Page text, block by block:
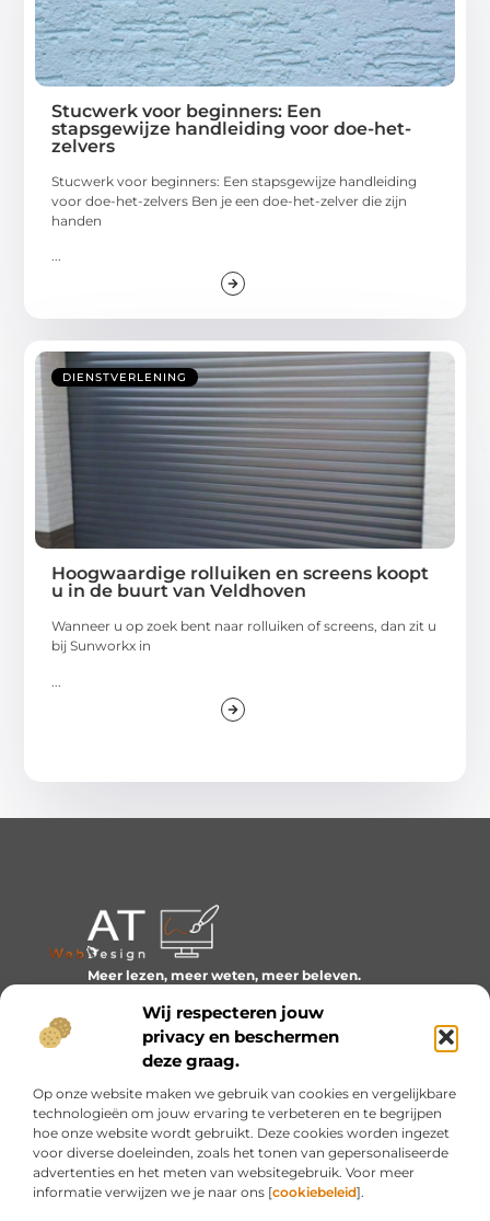
Wij respecteren jouw
privacy en beschermen
deze graag.
Op onze website maken we gebruik van cookies en vergelijkbare
technologieën om jouw ervaring te verbeteren en te begrijpen
hoe onze website wordt gebruikt. Deze cookies worden ingezet
voor diverse doeleinden, zoals het tonen van gepersonaliseerde
advertenties en het meten van websitegebruik. Voor meer
informatie verwijzen we je naar ons [cookiebeleid].
Stucwerk voor beginners: Een
stapsgewijze handleiding voor doe-het-
zelvers
Stucwerk voor beginners: Een stapsgewijze handleiding
voor doe-het-zelvers Ben je een doe-het-zelver die zijn
handen
...
DIENSTVERLENING
Hoogwaardige rolluiken en screens koopt
u in de buurt van Veldhoven
Wanneer u op zoek bent naar rolluiken of screens, dan zit u
bij Sunworkx in
Meer lezen, meer weten, meer beleven.
het dagelijks leven boeiend maakt.
Bericht categorie
Onze informatie